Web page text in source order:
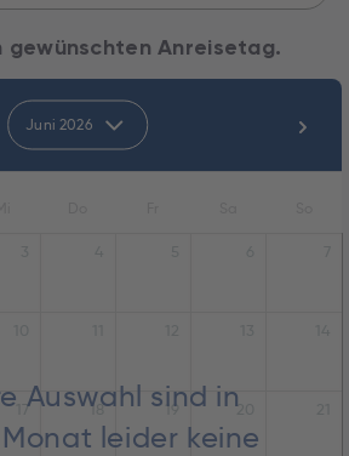
gewünschten Anreisetag.
Juni 2026
Auswahl sind in
leider keine
17 18 19 20